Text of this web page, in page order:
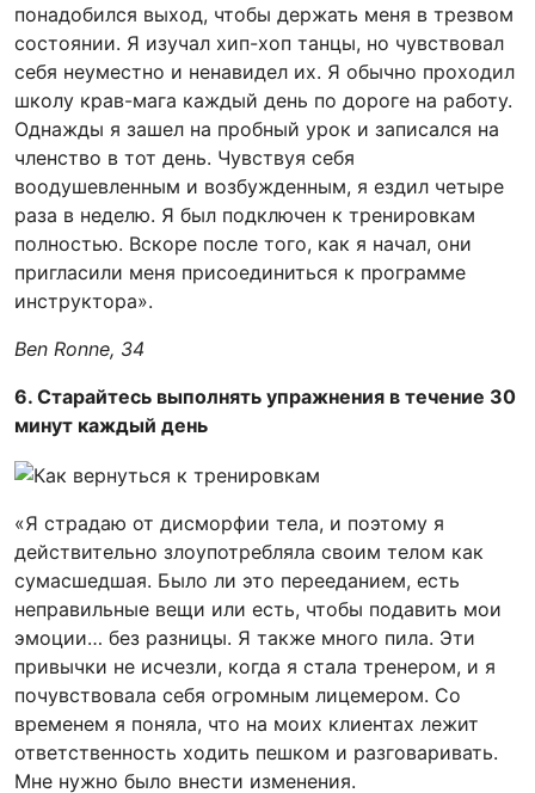
понадобился выход, чтобы держать меня в трезвом
состоянии. Я изучал хип-хоп танцы, но чувствовал
себя неуместно и ненавидел их. Я обычно проходил
школу крав-мага каждый день по дороге на работу.
Однажды я зашел на пробный урок и записался на
членство в тот день. Чувствуя себя
воодушевленным и возбужденным, я ездил четыре
раза в неделю. Я был подключен к тренировкам
полностью. Вскоре после того, как я начал, они
пригласили меня присоединиться к программе
инструктора».
Ben Ronne, 34
6. Старайтесь выполнять упражнения в течение 30
минут каждый день
«Я страдаю от дисморфии тела, и поэтому я
действительно злоупотребляла своим телом как
сумасшедшая. Было ли это перееданием, есть
неправильные вещи или есть, чтобы подавить мои
эмоции… без разницы. Я также много пила. Эти
привычки не исчезли, когда я стала тренером, и я
почувствовала себя огромным лицемером. Со
временем я поняла, что на моих клиентах лежит
ответственность ходить пешком и разговаривать.
Мне нужно было внести изменения.